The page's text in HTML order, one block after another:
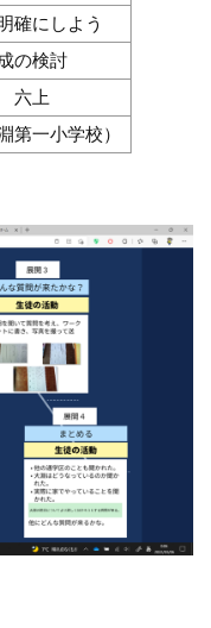
確にしよう
の検討
六上
一小学校）